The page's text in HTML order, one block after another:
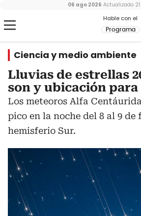
Hable con el
Programa
06 ago 2026 Actualizado
Ciencia y medio ambiente
Lluvias de estrellas
son y ubicación para
Los meteoros Alfa
pico en la noche del 8 al 9 de
hemisferio Sur.